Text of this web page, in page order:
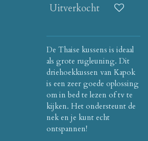
Uitverkocht
De Thaise kussens is ideaal
als grote rugleuning. Dit
driehoekkussen van Kapok
is een zeer goede oplossing
om in bed te lezen of tv te
kijken. Het ondersteunt de
nek en je kunt echt
ontspannen!